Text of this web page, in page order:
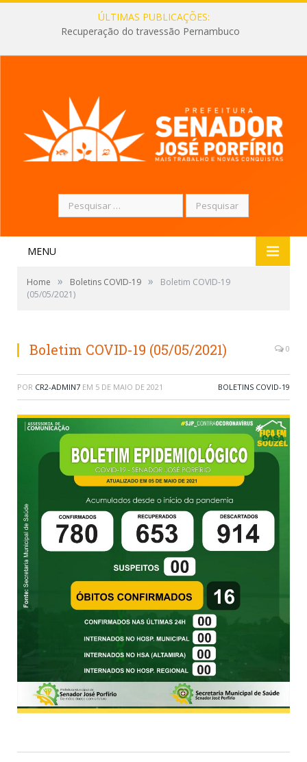
ÚLTIMAS PUBLICAÇÕES:
Recuperação do travessão Pernambuco
Pesquisar
por:
MENU
Home » Boletins COVID-19 »
Boletim COVID-19
(05/05/2021)
Boletim COVID-19 (05/05/2021) 0
POR CR2-ADMIN7 EM 5 DE MAIO DE 2021 BOLETINS COVID-19